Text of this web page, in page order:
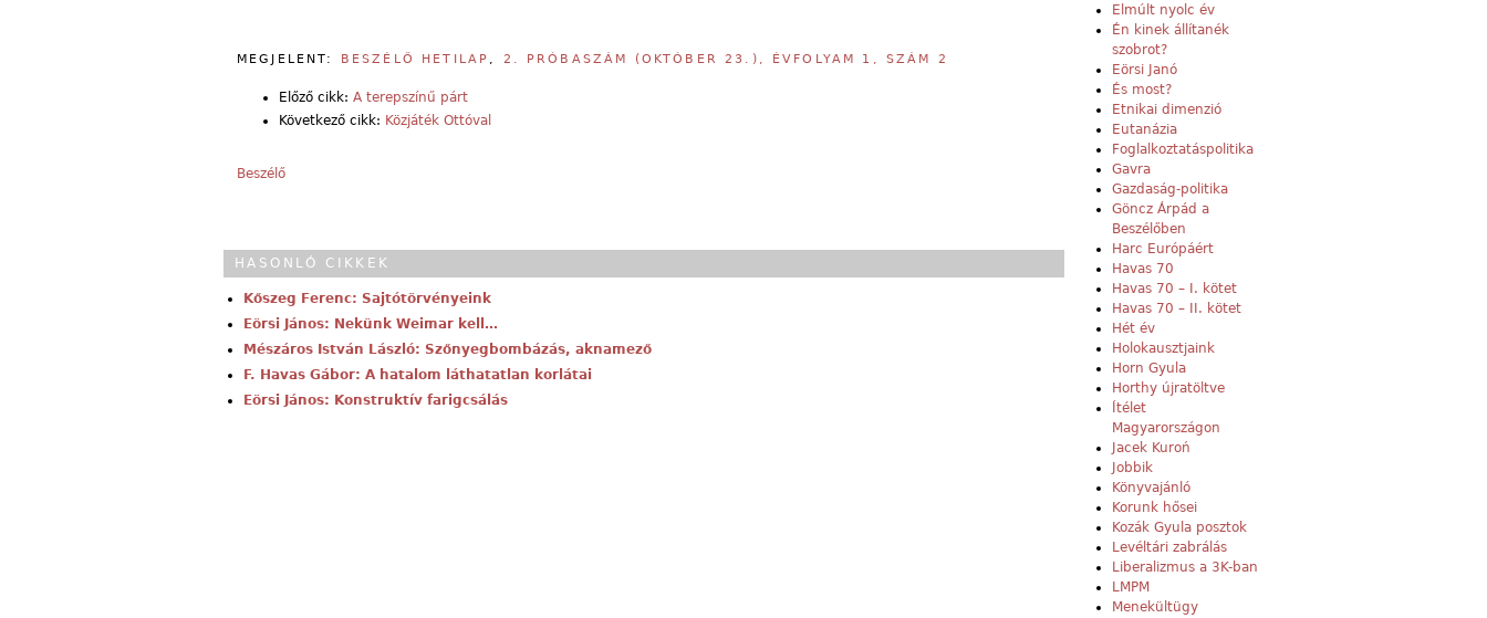
MEGJELENT: BESZÉLŐ HETILAP 2. PRÓBASZÁM (OKTÓBER 23.), ÉVFOLYAM 1, SZÁM 2
Előző cikk: A terepszínű párt
Következő cikk: Közjáték Ottóval
Beszélő
HASONLÓ CIKKEK
Kőszeg Ferenc: Sajtótörvényeink
Eörsi János: Nekünk Weimar kell…
Mészáros István László: Szőnyegbombázás, aknamező
F. Havas Gábor: A hatalom láthatatlan korlátai
Eörsi János: Konstruktív farigcsálás
Elmúlt nyolc év
Én kinek állítanék
szobrot?
Eörsi Janó
És most?
Etnikai dimenzió
Eutanázia
Foglalkoztatáspolitika
Gavra
Gazdaság-politika
Göncz Árpád a
Beszélőben
Harc Európáért
Havas 70
Havas 70 – I. kötet
Havas 70 – II. kötet
Hét év
Holokausztjaink
Horn Gyula
Horthy újratöltve
Ítélet
Magyarországon
Jacek Kuroń
Jobbik
Könyvajánló
Korunk hősei
Kozák Gyula posztok
Levéltári zabrálás
Liberalizmus a 3K-ban
LMPM
Menekültügy